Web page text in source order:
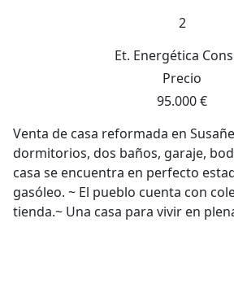
2
Et. Energética
Precio
95.000 €
Venta de casa reformada en
dormitorios, dos baños, garaje,
casa se encuentra en perfecto
gasóleo. ~ El pueblo cuenta con
tienda.~ Una casa para vivir en